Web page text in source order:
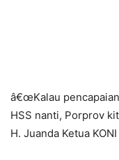
â€œKalau
HSS nanti, Porprov
H. Juanda Ketua